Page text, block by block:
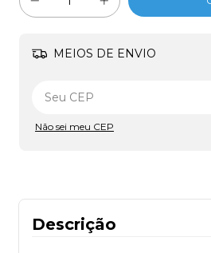
MEIOS DE ENVIO
Não sei meu CEP
Descrição